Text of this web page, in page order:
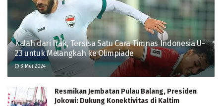
Kalah dari Irak, Tersisa Satu Cara Timnas Indonesia U-
23 untuk Melangkah ke Olimpiade
3 Mei 2024
Resmikan Jembatan Pulau Balang, Presiden
Jokowi: Dukung Konektivitas di Kaltim